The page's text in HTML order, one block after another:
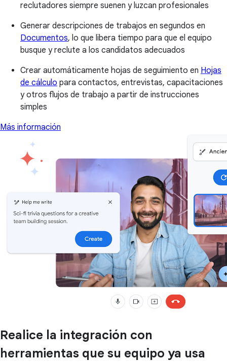
reclutadores siempre suenen y luzcan profesionales
Generar descripciones de trabajos en segundos en
Documentos, lo que libera tiempo para que el equipo
busque y reclute a los candidatos adecuados
Crear automáticamente hojas de seguimiento en Hojas
de cálculo para contactos, entrevistas, capacitaciones
y otros flujos de trabajo a partir de instrucciones
simples
Más información
Realice la integración con
herramientas que su equipo ya usa